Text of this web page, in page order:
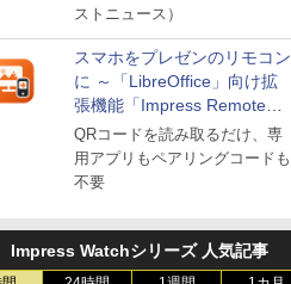
ストニュース）
スマホをプレゼンのリモコン
に ～「LibreOffice」向け拡
張機能「Impress Remote」
が公開
QRコードを読み取るだけ、専
用アプリもペアリングコードも
不要
Impress Watchシリーズ 人気記事